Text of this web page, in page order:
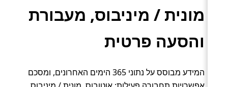
מונית / מיניבוס, מעבורת
והסעה פרטית
המידע מבוסס על נתוני 365 הימים האחרונים, ומסכם